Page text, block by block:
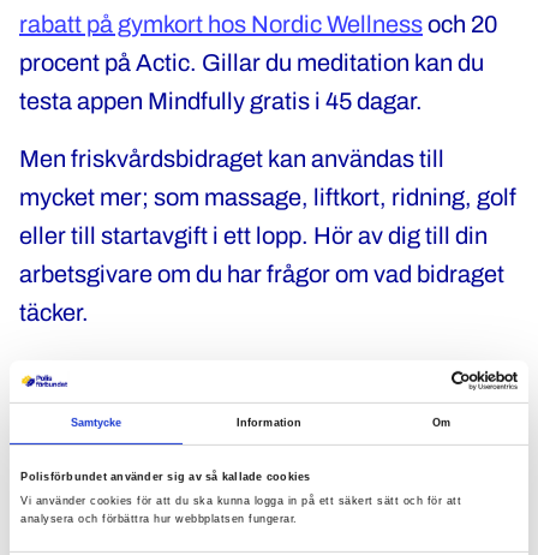
Samtycke Information Om
Polisförbundet använder sig av så kallade cookies
Vi använder cookies för att du ska kunna logga in på ett säkert sätt och för att
analysera och förbättra hur webbplatsen fungerar.
rabatt på gymkort hos Nordic Wellnessoch 20
procent på Actic. Gillar du meditation kan du
testa appen Mindfully gratis i 45 dagar.
Men friskvårdsbidraget kan användas till
mycket mer; som massage, liftkort, ridning, golf
eller till startavgift i ett lopp. Hör av dig till din
arbetsgivare om du har frågor om vad bidraget
täcker.
När ska jag ansöka?
Du kan ansöka om friskvårdsbidrag när som
helst under året, och flera gånger till dess att
det uppgår till 4 000 kronor. För att använda